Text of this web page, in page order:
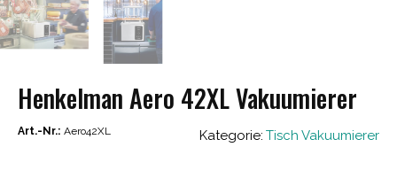
Henkelman Aero 42XL Vakuumierer
Art.-Nr.: Aero42XL Kategorie: Tisch Vakuumierer